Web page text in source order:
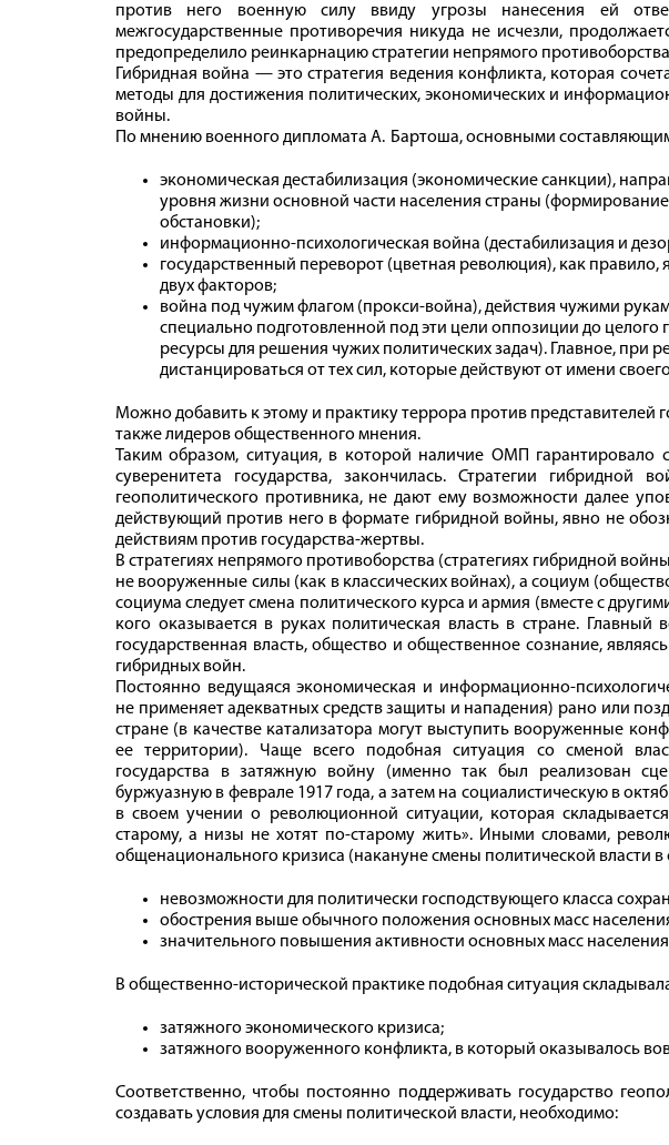
против него военную силу ввиду угрозы нанесения ей
межгосударственные противоречия никуда не исчезли,
предопределило реинкарнацию стратегии непрямого
Гибридная война — это стратегия ведения конфликта, которая
методы для достижения политических, экономических и
войны.
По мнению военного дипломата А. Бартоша, основными
экономическая дестабилизация (экономические санкции),
уровня жизни основной части населения страны
обстановки);
информационно-психологическая война (дестабилизация и
государственный переворот (цветная революция), как правило,
двух факторов;
война под чужим флагом (прокси-война), действия чужими
специально подготовленной под эти цели оппозиции до целого
ресурсы для решения чужих политических задач). Главное, при
дистанцироваться от тех сил, которые действуют от имени
Можно добавить к этому и практику террора против представителей
также лидеров общественного мнения.
Таким образом, ситуация, в которой наличие ОМП гарантировало
суверенитета государства, закончилась. Стратегии гибридной
геополитического противника, не дают ему возможности далее
действующий против него в формате гибридной войны, явно не
действиям против государства-жертвы.
В стратегиях непрямого противоборства (стратегиях гибридной
не вооруженные силы (как в классических войнах), а социум
социума следует смена политического курса и армия (вместе с
кого оказывается в руках политическая власть в стране.
государственная власть, общество и общественное сознание,
гибридных войн.
Постоянно ведущаяся экономическая и информационно-
не применяет адекватных средств защиты и нападения) рано или
стране (в качестве катализатора могут выступить вооруженные
ее территории). Чаще всего подобная ситуация со сменой
государства в затяжную войну (именно так был реализован
буржуазную в феврале 1917 года, а затем на социалистическую в
в своем учении о революционной ситуации, которая
старому, а низы не хотят по-старому жить». Иными словами,
общенационального кризиса (накануне смены политической власти в
невозможности для политически господствующего класса
обострения выше обычного положения основных масс
значительного повышения активности основных масс
В общественно-исторической практике подобная ситуация
затяжного экономического кризиса;
затяжного вооруженного конфликта, в который оказывалось
Соответственно, чтобы постоянно поддерживать государство
создавать условия для смены политической власти, необходимо: